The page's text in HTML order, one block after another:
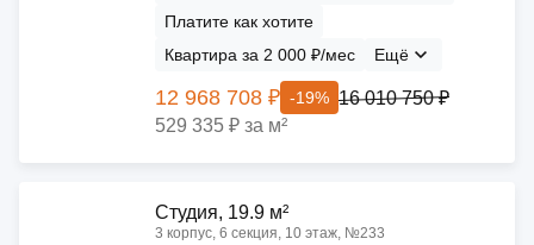
Платите как хотите
Квартира за 2 000 ₽/мес
Ещё
12 968 708 ₽ -19% 16 010 750 ₽
529 335 ₽ за м²
Cтудия, 19.9 м²
3 корпус, 6 секция, 10 этаж, №233